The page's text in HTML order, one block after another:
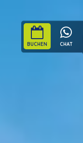
BUCHEN CHAT